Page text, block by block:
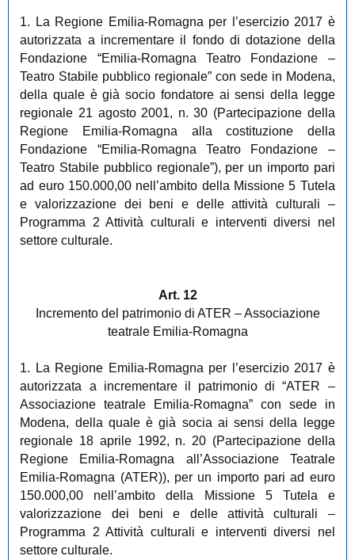
1. La Regione Emilia-Romagna per l’esercizio 2017 è
autorizzata a incrementare il fondo di dotazione della
Fondazione “Emilia-Romagna Teatro Fondazione –
Teatro Stabile pubblico regionale” con sede in Modena,
della quale è già socio fondatore ai sensi della legge
regionale 21 agosto 2001, n. 30 (Partecipazione della
Regione Emilia-Romagna alla costituzione della
Fondazione “Emilia-Romagna Teatro Fondazione –
Teatro Stabile pubblico regionale”), per un importo pari
ad euro 150.000,00 nell’ambito della Missione 5 Tutela
e valorizzazione dei beni e delle attività culturali –
Programma 2 Attività culturali e interventi diversi nel
settore culturale.
Art. 12
Incremento del patrimonio di ATER – Associazione
teatrale Emilia-Romagna
1. La Regione Emilia-Romagna per l’esercizio 2017 è
autorizzata a incrementare il patrimonio di “ATER –
Associazione teatrale Emilia-Romagna” con sede in
Modena, della quale è già socia ai sensi della legge
regionale 18 aprile 1992, n. 20 (Partecipazione della
Regione Emilia-Romagna all’Associazione Teatrale
Emilia-Romagna (ATER)), per un importo pari ad euro
150.000,00 nell’ambito della Missione 5 Tutela e
valorizzazione dei beni e delle attività culturali –
Programma 2 Attività culturali e interventi diversi nel
settore culturale.